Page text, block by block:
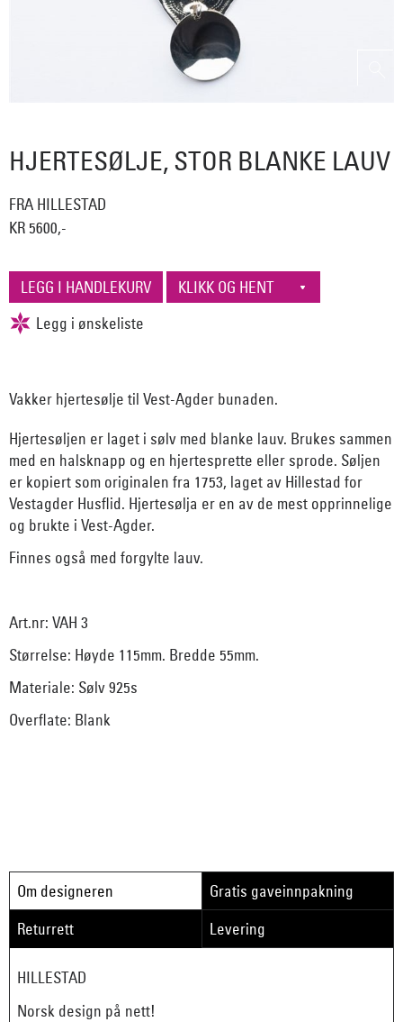
HJERTESØLJE, STOR BLANKE LAUV
FRA HILLESTAD
KR 5600,-
Vakker hjertesølje til Vest-Agder bunaden.
Hjertesøljen er laget i sølv med blanke lauv. Brukes sammen
med en halsknapp og en hjertesprette eller sprode. Søljen
er kopiert som originalen fra 1753, laget av Hillestad for
Vestagder Husflid. Hjertesølja er en av de mest opprinnelige
og brukte i Vest-Agder.
Finnes også med forgylte lauv.
Art.nr: VAH 3
Størrelse: Høyde 115mm. Bredde 55mm.
Materiale: Sølv 925s
Overflate: Blank
Om designeren
Gratis gaveinnpakning
Returrett
Levering
HILLESTAD
Norsk design på nett!